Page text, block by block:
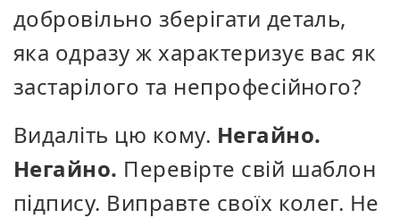
добровільно зберігати деталь,
яка одразу ж характеризує вас як
застарілого та непрофесійного?
Видаліть цю кому. Негайно.
Негайно. Перевірте свій шаблон
підпису. Виправте своїх колег. Не